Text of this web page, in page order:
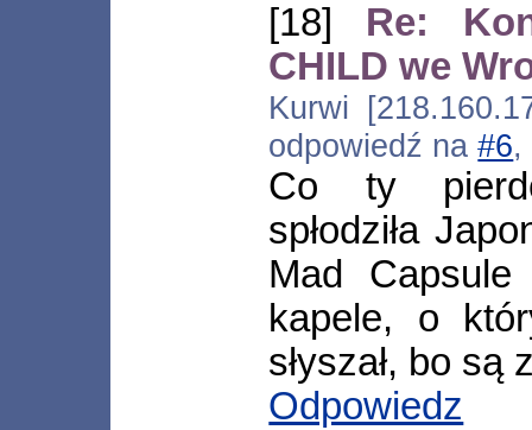
[18] Re:
CHILD we
Kurwi
odpowiedź na#6,
Co ty
spłodziła
Mad
kapele, o
słyszał, bo
Odpowiedz